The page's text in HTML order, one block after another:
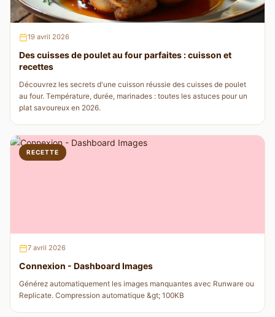
19 avril 2026
Des cuisses de poulet au four parfaites : cuisson et
recettes
Découvrez les secrets d'une cuisson réussie des cuisses de poulet
au four. Température, durée, marinades : toutes les astuces pour un
plat savoureux en 2026.
RECETTE
7 avril 2026
Connexion - Dashboard Images
Générez automatiquement les images manquantes avec Runware ou
Replicate. Compression automatique &gt; 100KB